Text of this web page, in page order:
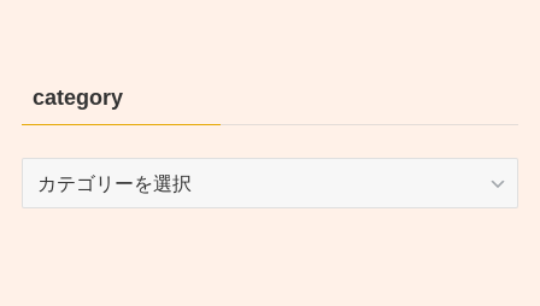
category
category